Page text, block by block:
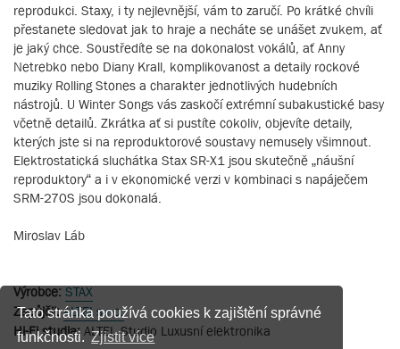
Tato stránka používá cookies k zajištění správné
funkčnosti.Zjistit více
reprodukci. Staxy, i ty nejlevnější, vám to zaručí. Po krátké chvíli
přestanete sledovat jak to hraje a necháte se unášet zvukem, ať
je jaký chce. Soustředíte se na dokonalost vokálů, ať Anny
Netrebko nebo Diany Krall, komplikovanost a detaily rockové
muziky Rolling Stones a charakter jednotlivých hudebních
nástrojů. U Winter Songs vás zaskočí extrémní subakustické basy
včetně detailů. Zkrátka ať si pustíte cokoliv, objevíte detaily,
kterých jste si na reproduktorové soustavy nemusely všimnout.
Elektrostatická sluchátka Stax SR-X1 jsou skutečně „náušní
reproduktory“ a i v ekonomické verzi v kombinaci s napáječem
SRM-270S jsou dokonalá.
Miroslav Láb
Výrobce: STAX
Zapůjčil: ALTEI s.r.o.
Hi-Fi studia: ALTEI, Studio Luxusní elektronika